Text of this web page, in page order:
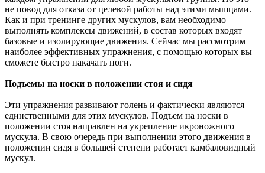
не повод для отказа от целевой работы над этими мышцами.
Как и при тренинге других мускулов, вам необходимо
выполнять комплексы движений, в состав которых входят
базовые и изолирующие движения. Сейчас мы рассмотрим
наиболее эффективных упражнения, с помощью которых вы
сможете быстро накачать ноги.
Подъемы на носки в положении стоя и сидя
Эти упражнения развивают голень и фактически являются
единственными для этих мускулов. Подъем на носки в
положении стоя направлен на укрепление икроножного
мускула. В свою очередь при выполнении этого движения в
положении сидя в большей степени работает камбаловидный
мускул.